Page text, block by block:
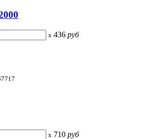
x 436 руб
x 710 руб